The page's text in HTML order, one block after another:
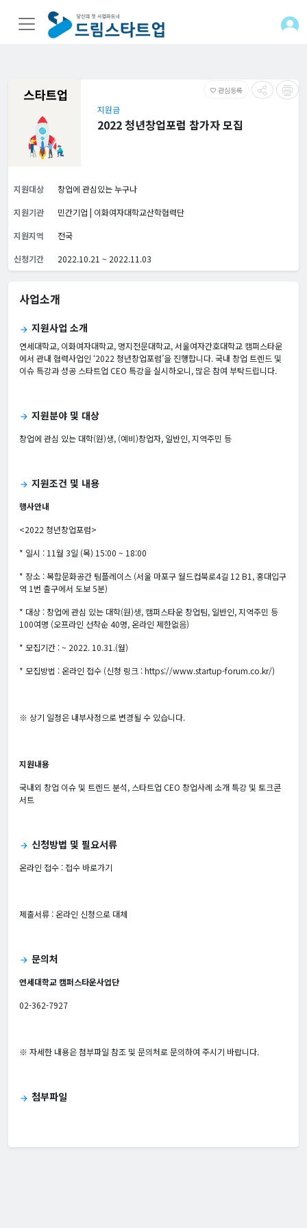
favorite_border 관심등록
지원금
2022 청년창업포럼 참가자 모집
지원대상
창업에 관심있는 누구나
지원기관
민간기업 | 이화여자대학교산학협력단
지원지역
전국
신청기간
2022.10.21 ~ 2022.11.03
사업소개
arrow_forward 지원사업 소개
연세대학교, 이화여자대학교, 명지전문대학교, 서울여자간호대학교 캠퍼스타운
에서 관내 협력사업인 ‘2022 청년창업포럼’을 진행합니다. 국내 창업 트렌드 및
이슈 특강과 성공 스타트업 CEO 특강을 실시하오니, 많은 참여 부탁드립니다.
arrow_forward 지원분야 및 대상
창업에 관심 있는 대학(원)생, (예비)창업자, 일반인, 지역주민 등
arrow_forward 지원조건 및 내용
행사안내
<2022 청년창업포럼>
* 일시 : 11월 3일 (목) 15:00 ~ 18:00
* 장소 : 복합문화공간 팀플레이스 (서울 마포구 월드컵북로4길 12 B1, 홍대입구
역 1번 출구에서 도보 5분)
* 대상 : 창업에 관심 있는 대학(원)생, 캠퍼스타운 창업팀, 일반인, 지역주민 등
100여명 (오프라인 선착순 40명, 온라인 제한없음)
* 모집기간 : ~ 2022. 10.31.(월)
* 모집방법 : 온라인 접수 (신청 링크 : https://www.startup-forum.co.kr/)
※ 상기 일정은 내부사정으로 변경될 수 있습니다.
지원내용
국내외 창업 이슈 및 트렌드 분석, 스타트업 CEO 창업사례 소개 특강 및 토크콘
서트
arrow_forward 신청방법 및 필요서류
온라인 접수 :접수 바로가기
제출서류 : 온라인 신청으로 대체
arrow_forward 문의처
연세대학교 캠퍼스타운사업단
02-362-7927
※ 자세한 내용은 첨부파일 참조 및 문의처로 문의하여 주시기 바랍니다.
arrow_forward 첨부파일